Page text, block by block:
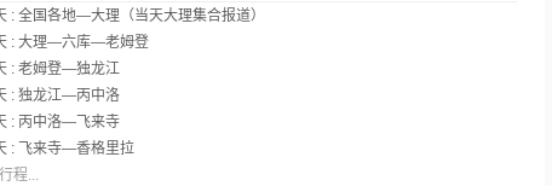
: 全国各地—大理（当天大理集合报道）
: 大理—六库—老姆登
: 老姆登—独龙江
: 独龙江—丙中洛
: 丙中洛—飞来寺
: 飞来寺—香格里拉
程...